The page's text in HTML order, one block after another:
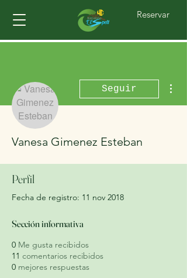
Reservar
Seguir
Vanesa Gimenez Esteban
Perfil
Fecha de registro: 11 nov 2018
Sección informativa
0 Me gusta recibidos
11 comentarios recibidos
0 mejores respuestas